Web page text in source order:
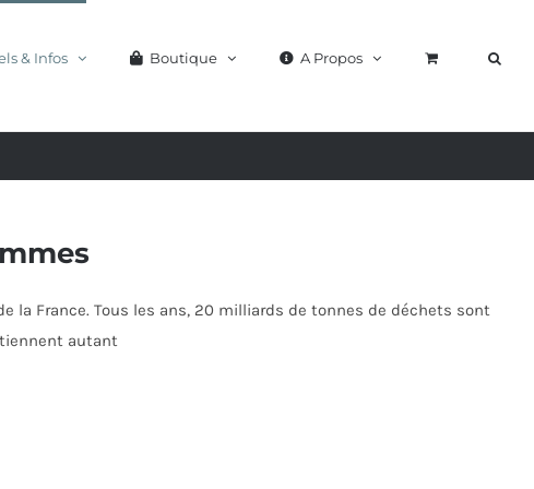
& Infos Boutique A Propos
la France. Tous les ans, 20 milliards de tonnes de déchets sont
autant